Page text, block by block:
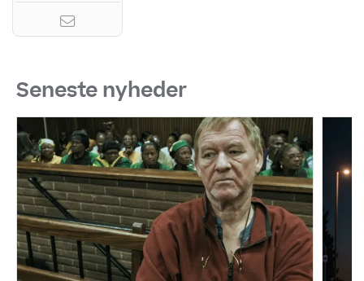
Seneste nyheder